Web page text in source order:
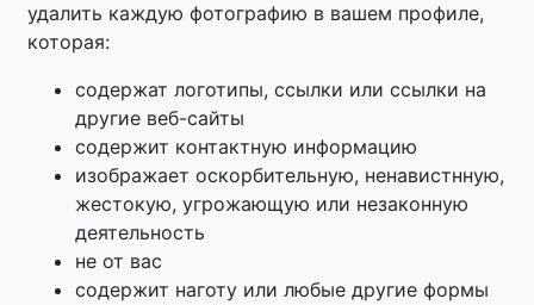
удалить каждую фотографию в вашем профиле,
которая:
содержат логотипы, ссылки или ссылки на
другие веб-сайты
содержит контактную информацию
изображает оскорбительную, ненавистнную,
жестокую, угрожающую или незаконную
деятельность
не от вас
содержит наготу или любые другие формы